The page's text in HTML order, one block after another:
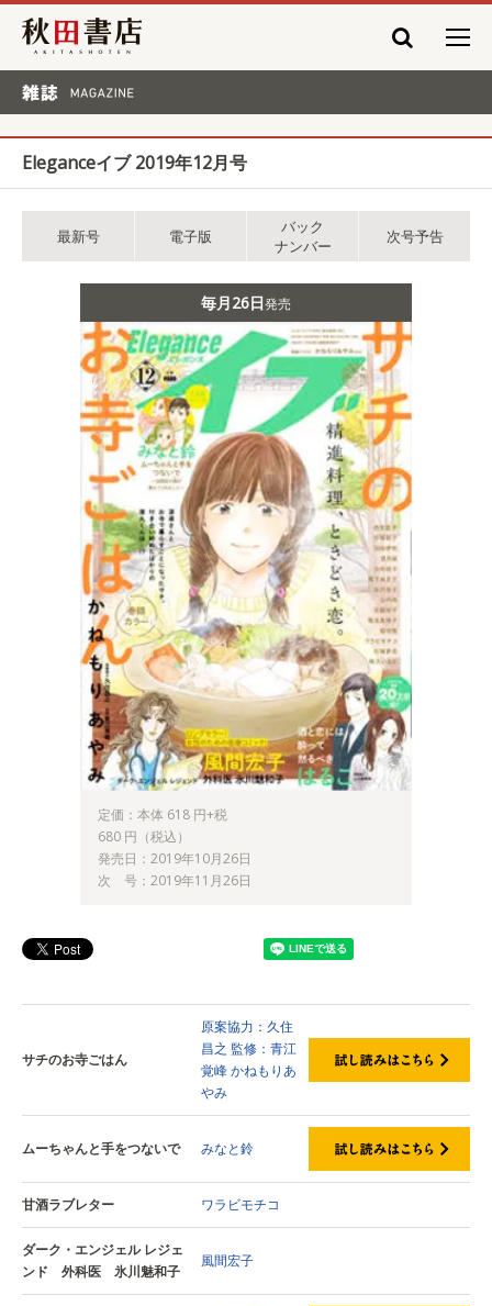
秋田書店
Eleganceイブ 2019年12月号
最新号 電子版
バック
ナンバー
次号予告
毎月26日発売
定価：本体 618 円+税
680 円（税込）
発売日：2019年10月26日
次 号：2019年11月26日
サチのお寺ごはん
原案協力：久住
昌之 監修：青江
覚峰かねもりあ
やみ
ムーちゃんと手をつないで みなと鈴
甘酒ラブレター ワラビモチコ
ダーク・エンジェル レジェ
ンド 外科医 氷川魅和子
風間宏子